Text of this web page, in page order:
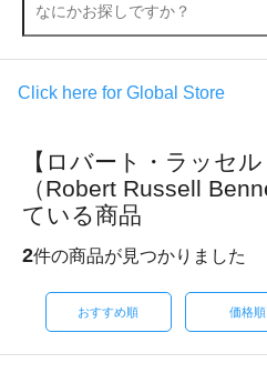
Click here for Global Store
【ロバート・ラッセ
（Robert Russell
ている商品
2件の商品が見つかりました
おすすめ順 価格順